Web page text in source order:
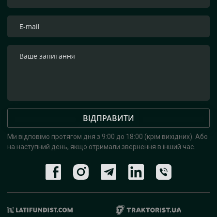
ВІДПРАВИТИ
Ми відповімо протягом дня з 9:00 до 18:00 (крім вихідних). Або
на наступний день, якщо отримали звернення в інший час.